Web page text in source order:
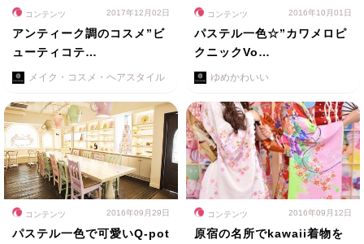
コンテンツ 2017年12月02日
アンティーク調のコスメ”ビ
ューティコテ…
メイク・コスメ・ヘアスタイル
コンテンツ 2016年10月01日
パステル一色☆”カワメロピ
クニックVo…
ゆめかわいい
コンテンツ 2016年09月29日
パステル一色で可愛いQ-pot
コンテンツ 2016年09月12日
原宿の名所でkawaii着物を